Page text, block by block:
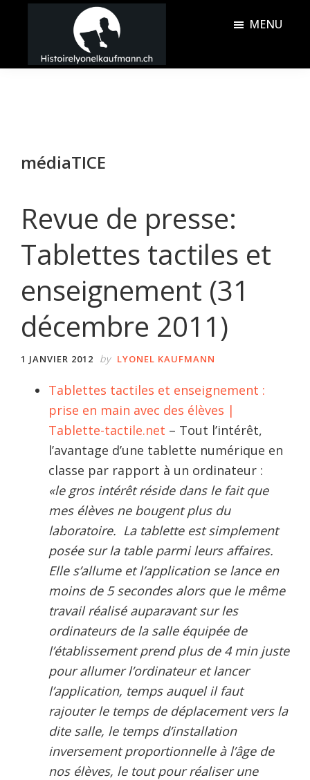
principal
barreHistoire
MENU
médiaTICE
Revue de presse:
Tablettes tactiles et
enseignement (31
décembre 2011)
1 JANVIER 2012 by LYONEL KAUFMANN
Tablettes tactiles et enseignement :
prise en main avec des élèves |
Tablette-tactile.net – Tout l’intérêt,
l’avantage d’une tablette numérique en
classe par rapport à un ordinateur :
«le gros intérêt réside dans le fait que
mes élèves ne bougent plus du
laboratoire. La tablette est simplement
posée sur la table parmi leurs affaires.
Elle s’allume et l’application se lance en
moins de 5 secondes alors que le même
travail réalisé auparavant sur les
ordinateurs de la salle équipée de
l’établissement prend plus de 4 min juste
pour allumer l’ordinateur et lancer
l’application, temps auquel il faut
rajouter le temps de déplacement vers la
dite salle, le temps d’installation
inversement proportionnelle à l’âge de
nos élèves, le tout pour réaliser une